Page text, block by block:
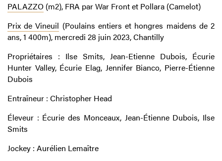
PALAZZO (m2), FRA par War Front et Pollara (Camelot)
Prix de Vineuil (Poulains entiers et hongres maidens de 2
ans, 1 400m), mercredi 28 juin 2023, Chantilly
Propriétaires : Ilse Smits, Jean-Etienne Dubois, Écurie
Hunter Valley, Écurie Elag, Jennifer Bianco, Pierre-Étienne
Dubois
Entraîneur : Christopher Head
Éleveur : Écurie des Monceaux, Jean-Étienne Dubois, Ilse
Smits
Jockey : Aurélien Lemaître